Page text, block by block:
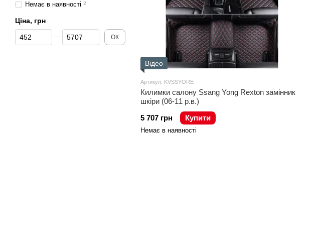
Відео
Артикул: KVSSYORE
Килимки салону Ssang Yong Rexton замінник
шкіри (06-11 р.в.)
5 707 грн
Купити
Немає в наявності
Немає в наявності 2
Ціна, грн
Від Ціна, грн
До Ціна, грн ОК